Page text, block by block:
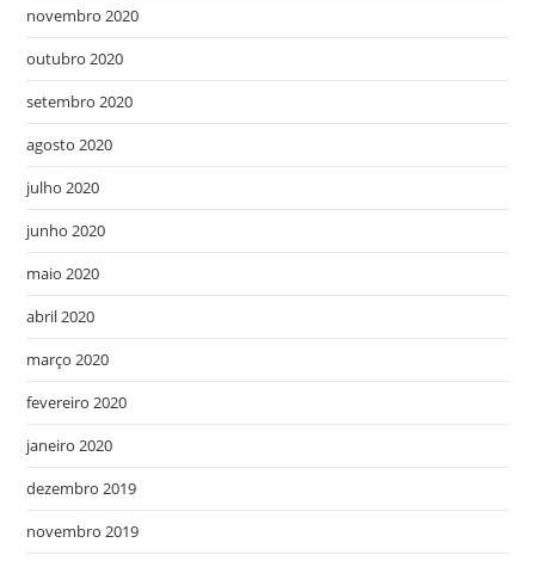
novembro 2020
outubro 2020
setembro 2020
agosto 2020
julho 2020
junho 2020
maio 2020
abril 2020
março 2020
fevereiro 2020
janeiro 2020
dezembro 2019
novembro 2019